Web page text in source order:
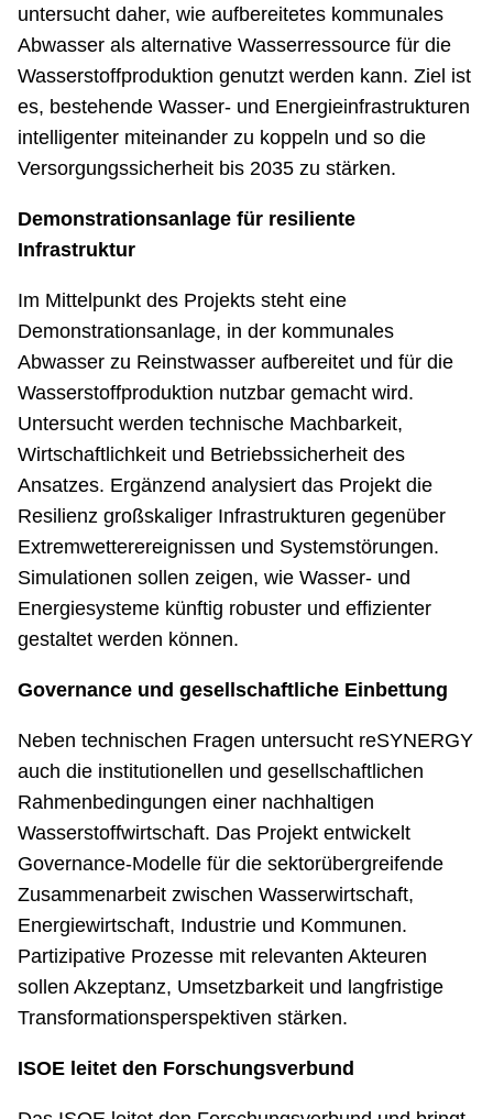
untersucht daher, wie aufbereitetes kommunales
Abwasser als alternative Wasserressource für die
Wasserstoffproduktion genutzt werden kann. Ziel ist
es, bestehende Wasser- und Energieinfrastrukturen
intelligenter miteinander zu koppeln und so die
Versorgungssicherheit bis 2035 zu stärken.
Demonstrationsanlage für resiliente
Infrastruktur
Im Mittelpunkt des Projekts steht eine
Demonstrationsanlage, in der kommunales
Abwasser zu Reinstwasser aufbereitet und für die
Wasserstoffproduktion nutzbar gemacht wird.
Untersucht werden technische Machbarkeit,
Wirtschaftlichkeit und Betriebssicherheit des
Ansatzes. Ergänzend analysiert das Projekt die
Resilienz großskaliger Infrastrukturen gegenüber
Extremwetterereignissen und Systemstörungen.
Simulationen sollen zeigen, wie Wasser- und
Energiesysteme künftig robuster und effizienter
gestaltet werden können.
Governance und gesellschaftliche Einbettung
Neben technischen Fragen untersucht reSYNERGY
auch die institutionellen und gesellschaftlichen
Rahmenbedingungen einer nachhaltigen
Wasserstoffwirtschaft. Das Projekt entwickelt
Governance-Modelle für die sektorübergreifende
Zusammenarbeit zwischen Wasserwirtschaft,
Energiewirtschaft, Industrie und Kommunen.
Partizipative Prozesse mit relevanten Akteuren
sollen Akzeptanz, Umsetzbarkeit und langfristige
Transformationsperspektiven stärken.
ISOE leitet den Forschungsverbund